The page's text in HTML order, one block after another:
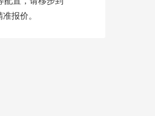
报价。